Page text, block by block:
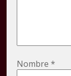
Nombre*